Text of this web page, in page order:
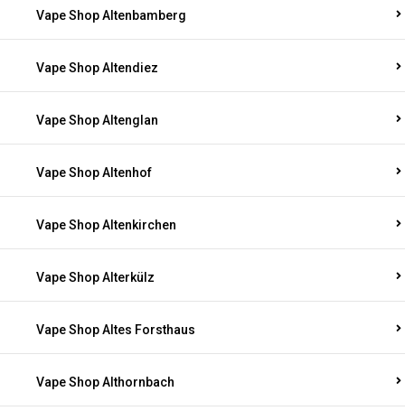
Vape Shop Altenbamberg
Vape Shop Altendiez
Vape Shop Altenglan
Vape Shop Altenhof
Vape Shop Altenkirchen
Vape Shop Alterkülz
Vape Shop Altes Forsthaus
Vape Shop Althornbach